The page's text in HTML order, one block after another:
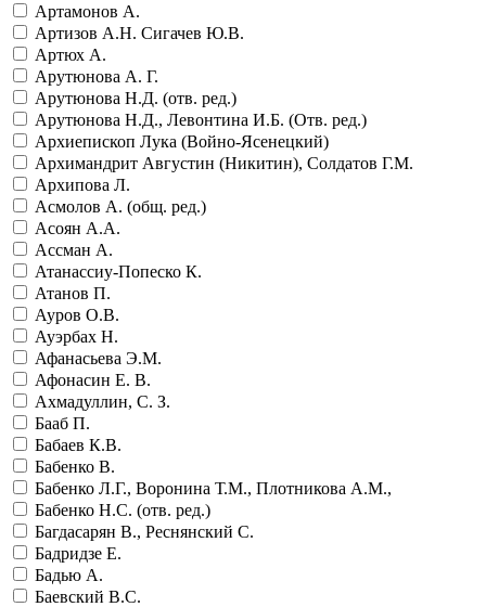
Артамонов А.
Артизов А.Н. Сигачев Ю.В.
Артюх А.
Арутюнова А. Г.
Арутюнова Н.Д. (отв. ред.)
Арутюнова Н.Д., Левонтина И.Б. (Отв. ред.)
Архиепископ Лука (Войно-Ясенецкий)
Архимандрит Августин (Никитин), Солдатов Г.М.
Архипова Л.
Асмолов А. (общ. ред.)
Асоян А.А.
Ассман А.
Атанассиу-Попеско К.
Атанов П.
Ауров О.В.
Ауэрбах Н.
Афанасьева Э.М.
Афонасин Е. В.
Ахмадуллин, С. З.
Бааб П.
Бабаев К.В.
Бабенко В.
Бабенко Л.Г., Воронина Т.М., Плотникова А.М.,
Бабенко Н.С. (отв. ред.)
Багдасарян В., Реснянский С.
Бадридзе Е.
Бадью А.
Баевский В.С.